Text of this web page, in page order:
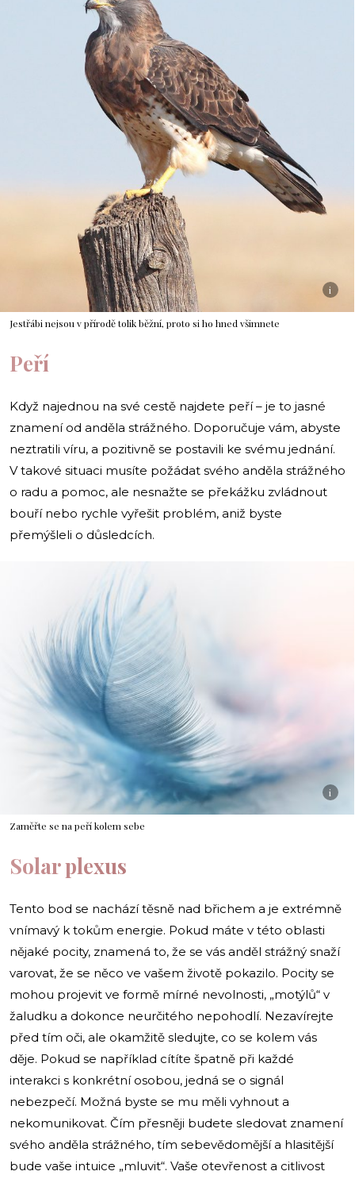
i
Jestřábi nejsou v přírodě tolik běžní, proto si ho hned všimnete
Peří
Když najednou na své cestě najdete peří – je to jasné
znamení od anděla strážného. Doporučuje vám, abyste
neztratili víru, a pozitivně se postavili ke svému jednání.
V takové situaci musíte požádat svého anděla strážného
o radu a pomoc, ale nesnažte se překážku zvládnout
bouří nebo rychle vyřešit problém, aniž byste
přemýšleli o důsledcích.
i
Zaměřte se na peří kolem sebe
Solar plexus
Tento bod se nachází těsně nad břichem a je extrémně
vnímavý k tokům energie. Pokud máte v této oblasti
nějaké pocity, znamená to, že se vás anděl strážný snaží
varovat, že se něco ve vašem životě pokazilo. Pocity se
mohou projevit ve formě mírné nevolnosti, „motýlů“ v
žaludku a dokonce neurčitého nepohodlí. Nezavírejte
před tím oči, ale okamžitě sledujte, co se kolem vás
děje. Pokud se například cítíte špatně při každé
interakci s konkrétní osobou, jedná se o signál
nebezpečí. Možná byste se mu měli vyhnout a
nekomunikovat. Čím přesněji budete sledovat znamení
svého anděla strážného, ​​tím sebevědomější a hlasitější
bude vaše intuice „mluvit“. Vaše otevřenost a citlivost